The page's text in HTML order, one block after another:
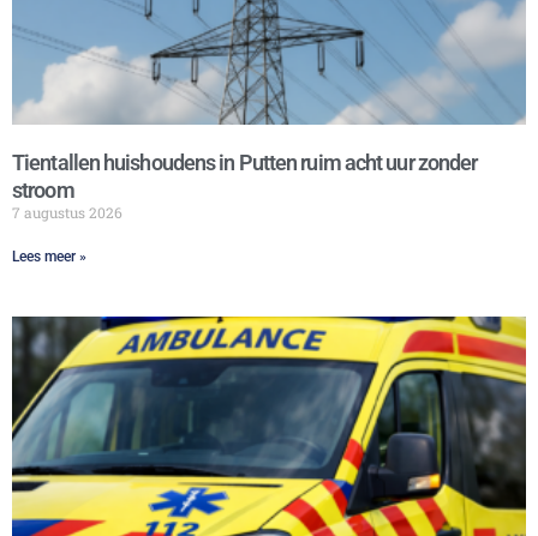
Tientallen huishoudens in Putten ruim acht uur zonder
stroom
7 augustus 2026
Lees meer »